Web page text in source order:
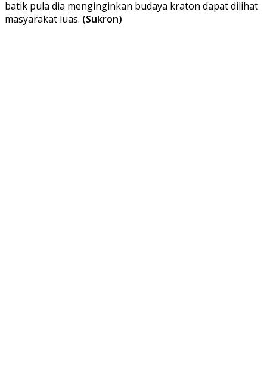
batik pula dia menginginkan budaya kraton dapat dilihat
masyarakat luas. (Sukron)